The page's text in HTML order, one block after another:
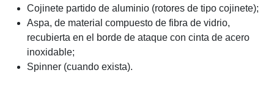
Cojinete partido de aluminio (rotores de tipo cojinete);
Aspa, de material compuesto de fibra de vidrio,
recubierta en el borde de ataque con cinta de acero
inoxidable;
Spinner (cuando exista).